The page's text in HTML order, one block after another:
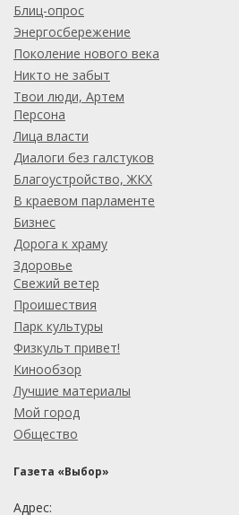
Блиц-опрос
Энергосбережение
Поколение нового века
Никто не забыт
Твои люди, Артем
Персона
Лица власти
Диалоги без галстуков
Благоустройство, ЖКХ
В краевом парламенте
Бизнес
Дорога к храму
Здоровье
Свежий ветер
Проишествия
Парк культуры
Физкульт привет!
Кинообзор
Лучшие материалы
Мой город
Общество
Газета «Выбор»
Адрес: